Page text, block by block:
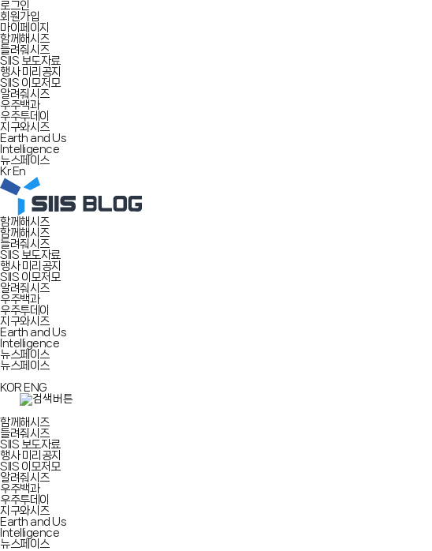
로그인
회원가입
마이페이지
함께해시즈
들려줘시즈
SIIS 보도자료
행사 미리공지
SIIS 이모저모
알려줘시즈
우주백과
우주투데이
지구와시즈
Earth and Us
Intelligence
뉴스페이스
Kr En
함께해시즈
함께해시즈
들려줘시즈
SIIS 보도자료
행사 미리공지
SIIS 이모저모
알려줘시즈
우주백과
우주투데이
지구와시즈
Earth and Us
Intelligence
뉴스페이스
뉴스페이스
KOR ENG
함께해시즈
들려줘시즈
SIIS 보도자료
행사 미리공지
SIIS 이모저모
알려줘시즈
우주백과
우주투데이
지구와시즈
Earth and Us
Intelligence
뉴스페이스